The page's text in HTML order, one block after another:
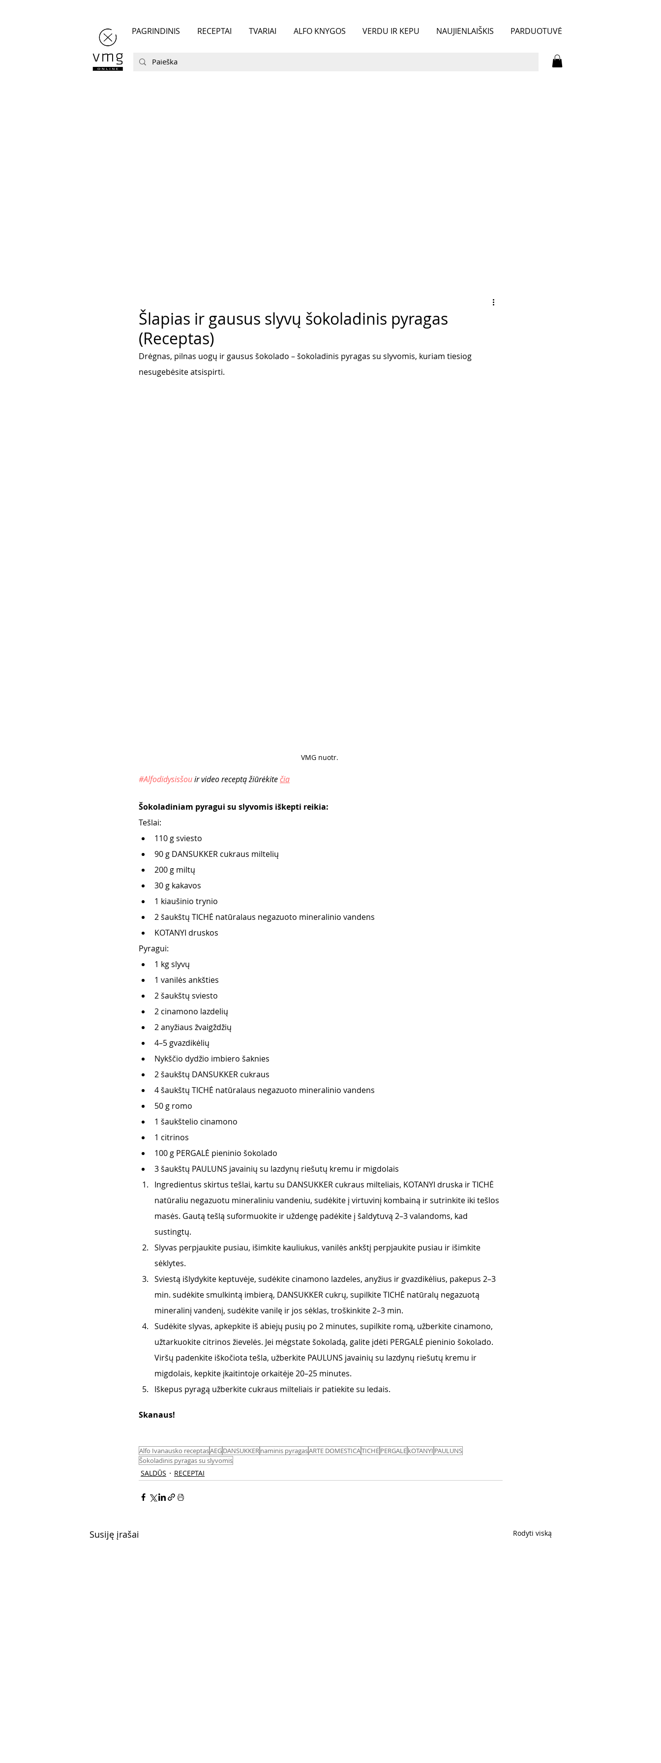
PAGRINDINIS RECEPTAI TVARIAI ALFO KNYGOS VERDU IR KEPU NAUJIENLAIŠKIS PARDUOTUVĖ
Šlapias ir gausus slyvų šokoladinis pyragas
(Receptas)
Drėgnas, pilnas uogų ir gausus šokolado – šokoladinis pyragas su slyvomis, kuriam tiesiog
nesugebėsite atsispirti.
VMG nuotr.
#Alfodidysisšou ir video receptą žiūrėkite čia
Šokoladiniam pyragui su slyvomis iškepti reikia:
Tešlai:
110 g sviesto
90 g DANSUKKER cukraus miltelių
200 g miltų
30 g kakavos
1 kiaušinio trynio
2 šaukštų TICHĖ natūralaus negazuoto mineralinio vandens
KOTANYI druskos
Pyragui:
1 kg slyvų
1 vanilės ankšties
2 šaukštų sviesto
2 cinamono lazdelių
2 anyžiaus žvaigždžių
4–5 gvazdikėlių
Nykščio dydžio imbiero šaknies
2 šaukštų DANSUKKER cukraus
4 šaukštų TICHĖ natūralaus negazuoto mineralinio vandens
50 g romo
1 šaukštelio cinamono
1 citrinos
100 g PERGALĖ pieninio šokolado
3 šaukštų PAULUNS javainių su lazdynų riešutų kremu ir migdolais
Ingredientus skirtus tešlai, kartu su DANSUKKER cukraus milteliais, KOTANYI druska ir TICHĖ
natūraliu negazuotu mineraliniu vandeniu, sudėkite į virtuvinį kombainą ir sutrinkite iki tešlos
masės. Gautą tešlą suformuokite ir uždengę padėkite į šaldytuvą 2–3 valandoms, kad
sustingtų.
Slyvas perpjaukite pusiau, išimkite kauliukus, vanilės ankštį perpjaukite pusiau ir išimkite
sėklytes.
Sviestą išlydykite keptuvėje, sudėkite cinamono lazdeles, anyžius ir gvazdikėlius, pakepus 2–3
min. sudėkite smulkintą imbierą, DANSUKKER cukrų, supilkite TICHĖ natūralų negazuotą
mineralinį vandenį, sudėkite vanilę ir jos sėklas, troškinkite 2–3 min.
Sudėkite slyvas, apkepkite iš abiejų pusių po 2 minutes, supilkite romą, užberkite cinamono,
užtarkuokite citrinos žievelės. Jei mėgstate šokoladą, galite įdėti PERGALĖ pieninio šokolado.
Viršų padenkite iškočiota tešla, užberkite PAULUNS javainių su lazdynų riešutų kremu ir
migdolais, kepkite įkaitintoje orkaitėje 20–25 minutes.
Iškepus pyragą užberkite cukraus milteliais ir patiekite su ledais.
Skanaus!
Alfo Ivanausko receptasAEGDANSUKKERnaminis pyragasARTE DOMESTICATICHĖPERGALĖkOTANYI PAULUNS
Šokoladinis pyragas su slyvomis
SALDŪS RECEPTAI
Susiję įrašai Rodyti viską